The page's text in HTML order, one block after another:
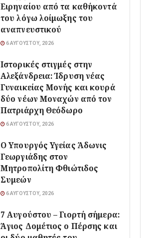
Ειρηναίου από τα καθήκοντά
του λόγω λοίμωξης του
αναπνευστικού
6 ΑΥΓΟΎΣΤΟΥ, 2026
Ιστορικές στιγμές στην
Αλεξάνδρεια: Ίδρυση νέας
Γυναικείας Μονής και κουρά
δύο νέων Μοναχών από τον
Πατριάρχη Θεόδωρο
6 ΑΥΓΟΎΣΤΟΥ, 2026
O Υπουργός Υγείας Άδωνις
Γεωργιάδης στον
Μητροπολίτη Φθιώτιδος
Συμεών
6 ΑΥΓΟΎΣΤΟΥ, 2026
7 Αυγούστου – Γιορτή σήμερα:
Άγιος Δομέτιος ο Πέρσης και